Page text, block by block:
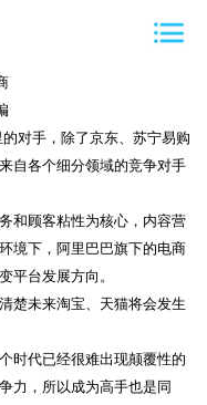
对手，除了京东、苏宁易购
自各个细分领域的竞争对手
和顾客粘性为核心，内容营
境下，阿里巴巴旗下的电商
平台发展方向。
楚未来淘宝、天猫将会发生
时代已经很难出现颠覆性的
力，所以成为高手也是同